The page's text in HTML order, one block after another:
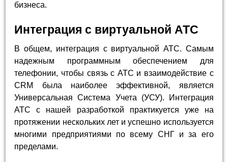
бизнеса.
Интеграция с виртуальной АТС
В общем, интеграция с виртуальной АТС. Самым
надежным программным обеспечением для
телефонии, чтобы связь с АТС и взаимодействие с
CRM была наиболее эффективной, является
Универсальная Система Учета (УСУ). Интеграция
АТС с нашей разработкой практикуется уже на
протяжении нескольких лет и успешно используется
многими предприятиями по всему СНГ и за его
пределами.